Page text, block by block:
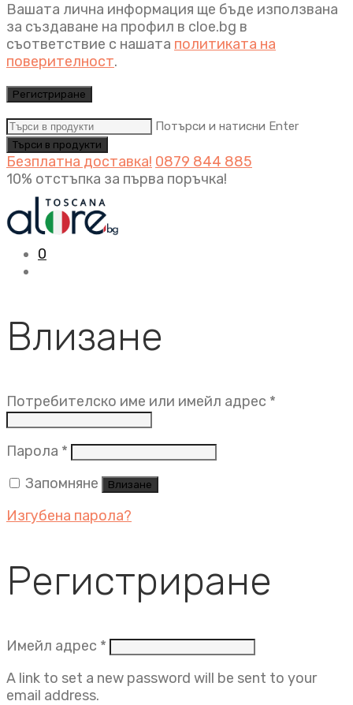
Вашата лична информация ще бъде използвана
за създаване на профил в cloe.bg в
съответствие с нашата политиката на
поверителност.
Регистриране
Потърси и натисни Enter
Безплатна доставка! 0879 844 885
10% отстъпка за първа поръчка!
0
Влизане
Потребителско име или имейл адрес *
Парола * Задължително
Запомняне
Влизане
Изгубена парола?
Регистриране
Имейл адрес * Задължително
A link to set a new password will be sent to your
email address.